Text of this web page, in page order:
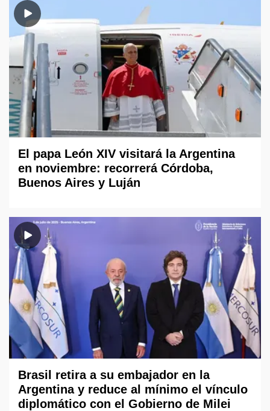
El papa León XIV visitará la Argentina
en noviembre: recorrerá Córdoba,
Buenos Aires y Luján
Brasil retira a su embajador en la
Argentina y reduce al mínimo el vínculo
diplomático con el Gobierno de Milei